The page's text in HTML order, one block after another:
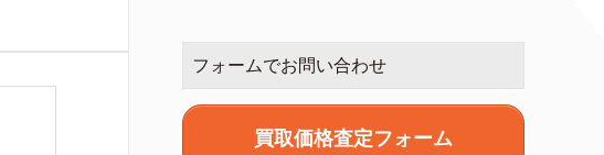
フォームでお問い合わせ
買取価格査定フォーム